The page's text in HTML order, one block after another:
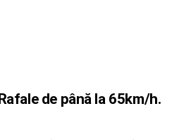
de până la 65km/h.